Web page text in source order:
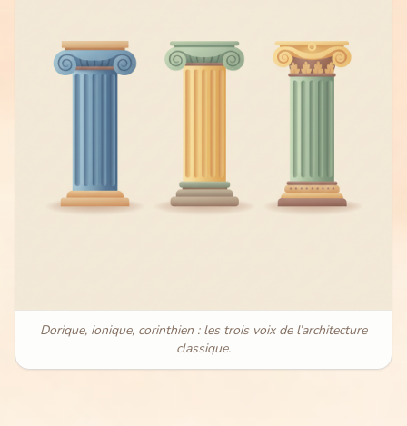
Dorique, ionique, corinthien : les trois voix de l’architecture
classique.